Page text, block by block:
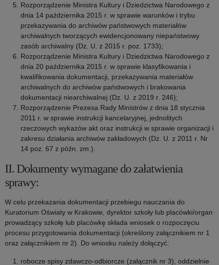
Rozporządzenie Ministra Kultury i Dziedzictwa Narodowego z
dnia 14 października 2015 r. w sprawie warunków i trybu
przekazywania do archiwów państwowych materiałów
archiwalnych tworzących ewidencjonowany niepaństwowy
zasób archiwalny (Dz. U. z 2015 r. poz. 1733);
Rozporządzenie Ministra Kultury i Dziedzictwa Narodowego z
dnia 20 października 2015 r. w sprawie klasyfikowania i
kwalifikowania dokumentacji, przekazywania materiałów
archiwalnych do archiwów państwowych i brakowania
dokumentacji niearchiwalnej (Dz. U. z 2019 r. 246);
Rozporządzenie Prezesa Rady Ministrów z dnia 18 stycznia
2011 r. w sprawie instrukcji kancelaryjnej, jednolitych
rzeczowych wykazów akt oraz instrukcji w sprawie organizacji i
zakresu działania archiwów zakładowych (Dz. U. z 2011 r. Nr
14 poz. 67 z późn. zm.).
II. Dokumenty wymagane do załatwienia
sprawy:
W celu przekazania dokumentacji przebiegu nauczania do
Kuratorium Oświaty w Krakowie, dyrektor szkoły lub placówki/organ
prowadzący szkołę lub placówkę składa wniosek o rozpoczęciu
procesu przygotowania dokumentacji (określony załącznikiem nr 1
oraz załącznikiem nr 2). Do wniosku należy dołączyć:
robocze spisy zdawczo-odbiorcze (załącznik nr 3), oddzielnie